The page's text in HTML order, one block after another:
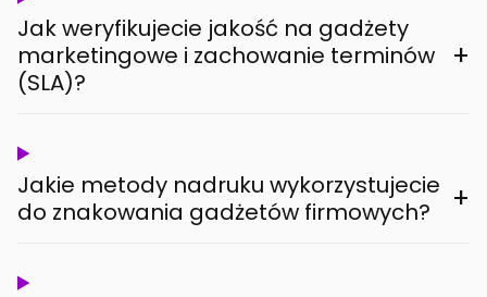
Jak weryfikujecie jakość na gadżety
marketingowe i zachowanie terminów
(SLA)?
+
Jakie metody nadruku wykorzystujecie
do znakowania gadżetów firmowych?
+